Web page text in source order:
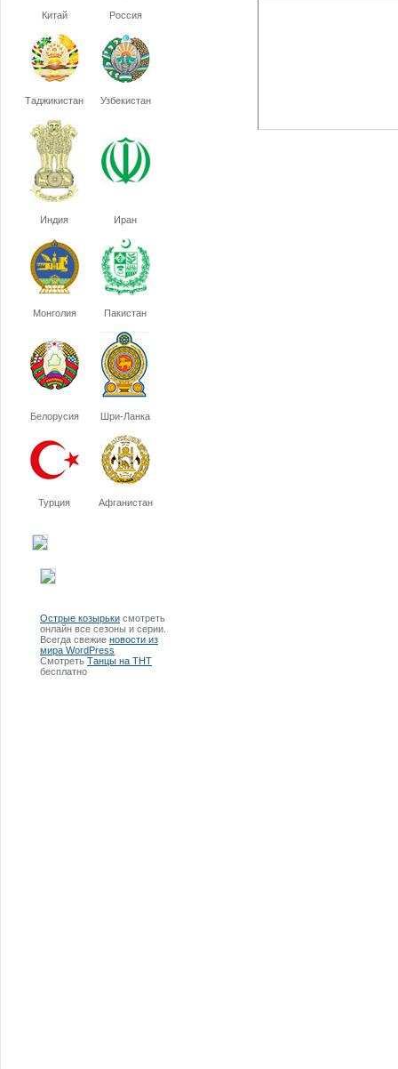
Китай Россия
Таджикистан Узбекистан
Индия Иран
Монголия Пакистан
Белорусия Шри-Ланка
Турция Афганистан
Острые козырьки смотреть
онлайн все сезоны и серии.
Всегда свежие новости из
мира WordPress
Смотреть Танцы на ТНТ
бесплатно